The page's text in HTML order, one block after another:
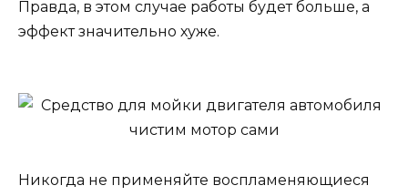
Правда, в этом случае работы будет больше, а
эффект значительно хуже.
Никогда не применяйте воспламеняющиеся